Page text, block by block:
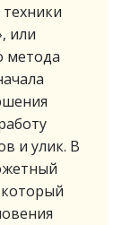
или
метода
и улик. В